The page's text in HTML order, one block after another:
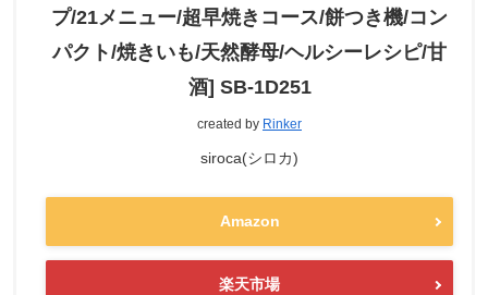
プ/21メニュー/超早焼きコース/餅つき機/コン
パクト/焼きいも/天然酵母/ヘルシーレシピ/甘
酒] SB-1D251
created by Rinker
siroca(シロカ)
Amazon
楽天市場